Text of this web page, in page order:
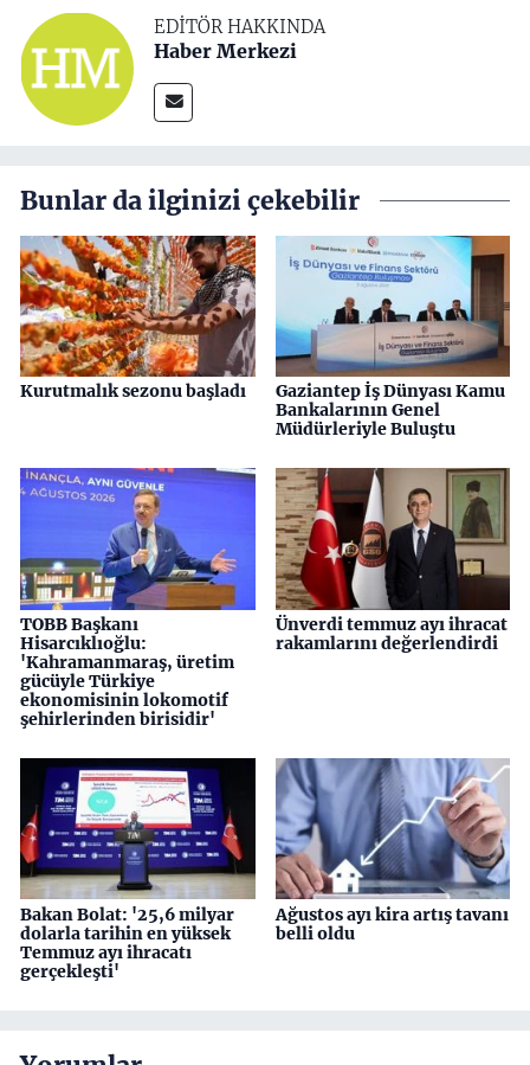
EDITÖR HAKKINDA
Haber Merkezi
Bunlar da ilginizi çekebilir
Kurutmalık sezonu başladı
Gaziantep İş Dünyası Kamu
Bankalarının Genel
Müdürleriyle Buluştu
TOBB Başkanı
Hisarcıklıoğlu:
'Kahramanmaraş, üretim
gücüyle Türkiye
ekonomisinin lokomotif
şehirlerinden birisidir'
Ünverdi temmuz ayı ihracat
rakamlarını değerlendirdi
Bakan Bolat: '25,6 milyar
dolarla tarihin en yüksek
Temmuz ayı ihracatı
gerçekleşti'
Ağustos ayı kira artış tavanı
belli oldu